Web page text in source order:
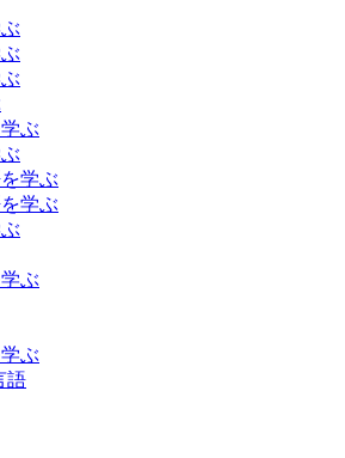
ぶ
学ぶ
学ぶ
ぶ
ぶ
語